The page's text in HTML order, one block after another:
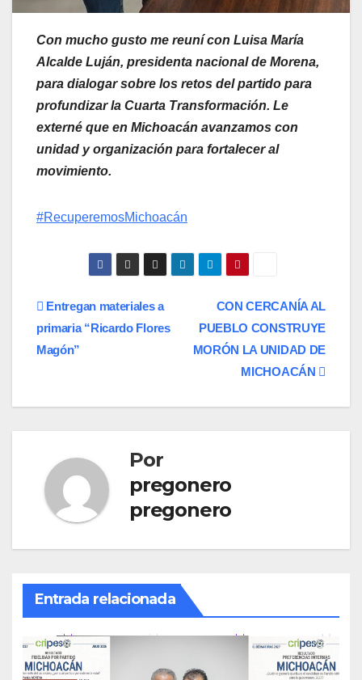
Con mucho gusto me reuní con Luisa María
Alcalde Luján, presidenta nacional de Morena,
para dialogar sobre los retos del partido para
profundizar la Cuarta Transformación. Le
externé que en Michoacán avanzamos con
unidad y organización para fortalecer al
movimiento.
#RecuperemosMichoacán
Navegación
de
CON CERCANÍA AL
PUEBLO CONSTRUYE
MORÓN LA UNIDAD DE
MICHOACÁN
Entregan materiales a
primaria “Ricardo Flores
Magón”
Por
pregonero
pregonero
Entrada relacionada